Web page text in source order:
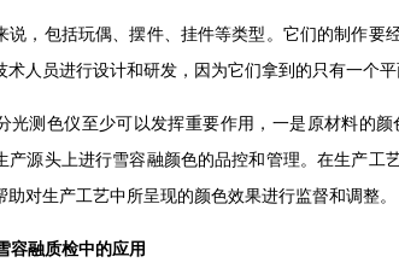
说，包括玩偶、摆件、挂件等类型。它们的制作
术人员进行设计和研发，因为它们拿到的只有一个
光测色仪至少可以发挥重要作用，一是原材料的
产源头上进行雪容融颜色的品控和管理。在生产
对生产工艺中所呈现的颜色效果进行监督和调整。
容融质检中的应用